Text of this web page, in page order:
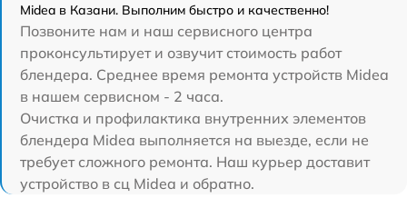
Midea в Казани. Выполним быстро и качественно!
Позвоните нам и наш сервисного центра
проконсультирует и озвучит стоимость работ
блендера. Среднее время ремонта устройств Midea
в нашем сервисном - 2 часа.
Очистка и профилактика внутренних элементов
блендера Midea выполняется на выезде, если не
требует сложного ремонта. Наш курьер доставит
устройство в сц Midea и обратно.